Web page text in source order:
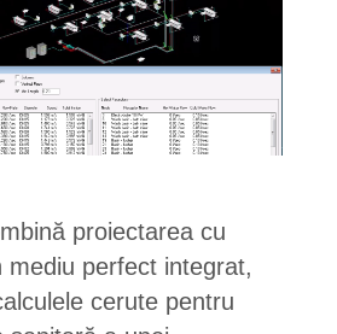
proiectarea cu
mediu perfect integrat,
cerute pentru